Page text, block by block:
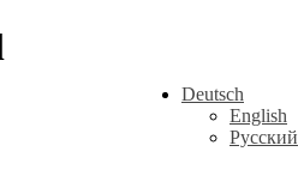
Deutsch
English
Русский